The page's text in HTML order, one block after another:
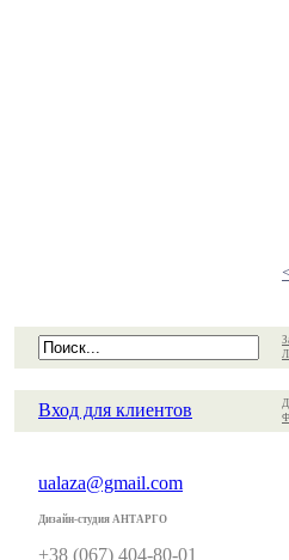
Вход для клиентов
ualaza@gmail.com
Дизайн-студия АНТАРГО
+38 (067) 404-80-01